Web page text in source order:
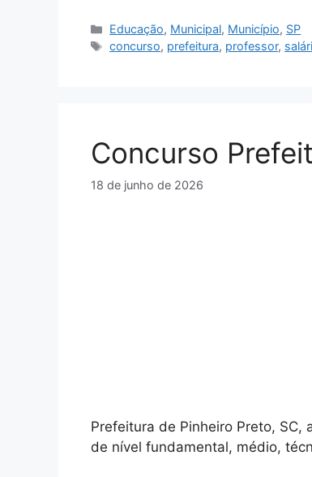
Categorias
Educação, Municipal, Município, SP
Tags
concurso, prefeitura, professor,
Concurso
18 de junho de 2026
Prefeitura de Pinheiro Preto, SC,
de nível fundamental, médio,